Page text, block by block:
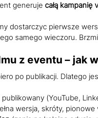
generuje całą kampanię
dostarczyc pierwsze
samego wieczoru.
z eventu – jak
po publikacji. Dlatego
(YouTube,
wersja, skróty,